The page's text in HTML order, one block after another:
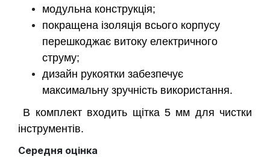
модульна конструкція;
покращена ізоляція всього корпусу
перешкоджає витоку електричного
струму;
дизайн рукоятки забезпечує
максимальну зручність використання.
В комплект входить щітка 5 мм для чистки
інструментів.
Середня оцінка